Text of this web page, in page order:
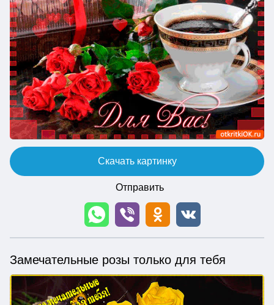
Скачать картинку
Отправить
Замечательные розы только для тебя